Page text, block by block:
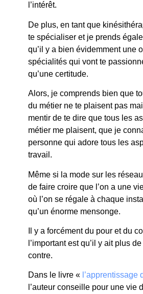
l’intérêt.
De plus, en tant que
te spécialiser et je prends
qu’il y a bien évidemment une
spécialités qui vont te
qu’une certitude.
Alors, je comprends bien que
du métier ne te plaisent pas
mentir de te dire que tous les
métier me plaisent, que je
personne qui adore tous les
travail.
Même si la mode sur les
de faire croire que l’on a une
où l’on se régale à chaque
qu’un énorme mensonge.
Il y a forcément du pour et du
l’important est qu’il y ait plus
contre.
Dans le livre « l’apprentissage
l’auteur conseille pour une vie